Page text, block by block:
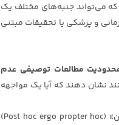
که می‌تواند جنبه‌های مختلف یک
و پزشکی یا تحقیقات مبتنی
محدودیت مطالعات توصیفی عدم
نشان دهند که آیا یک مواجهه
یکی از خطاهای رایج در این مطالعات استدلال نادرست «بعد از این، پس به خاطر این» (Post hoc ergo propter hoc)